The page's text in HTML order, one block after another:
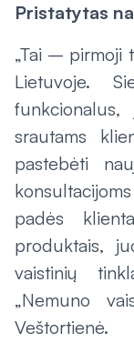
Pristatytas
„Tai – pirmoji
Lietuvoje.
srautams
pastebėti
padės
produktais,
vaistinių
„Nemuno
Veštortienė.